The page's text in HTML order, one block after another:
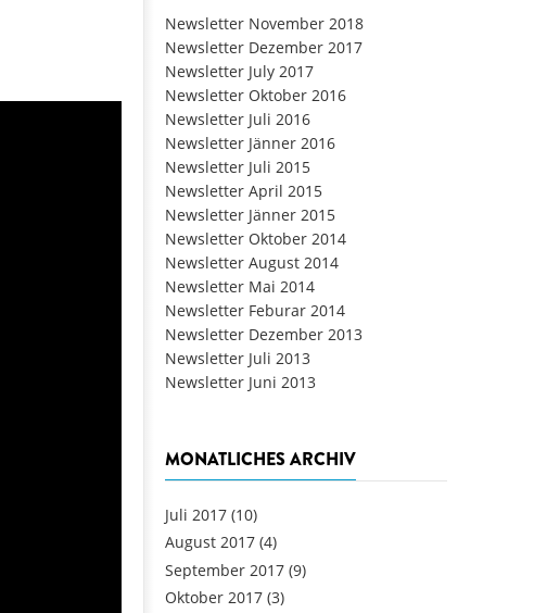
Newsletter November 2018
Newsletter Dezember 2017
Newsletter July 2017
Newsletter Oktober 2016
Newsletter Juli 2016
Newsletter Jänner 2016
Newsletter Juli 2015
Newsletter April 2015
Newsletter Jänner 2015
Newsletter Oktober 2014
Newsletter August 2014
Newsletter Mai 2014
Newsletter Feburar 2014
Newsletter Dezember 2013
Newsletter Juli 2013
Newsletter Juni 2013
MONATLICHES ARCHIV
Juli 2017 (10)
August 2017 (4)
September 2017 (9)
Oktober 2017 (3)